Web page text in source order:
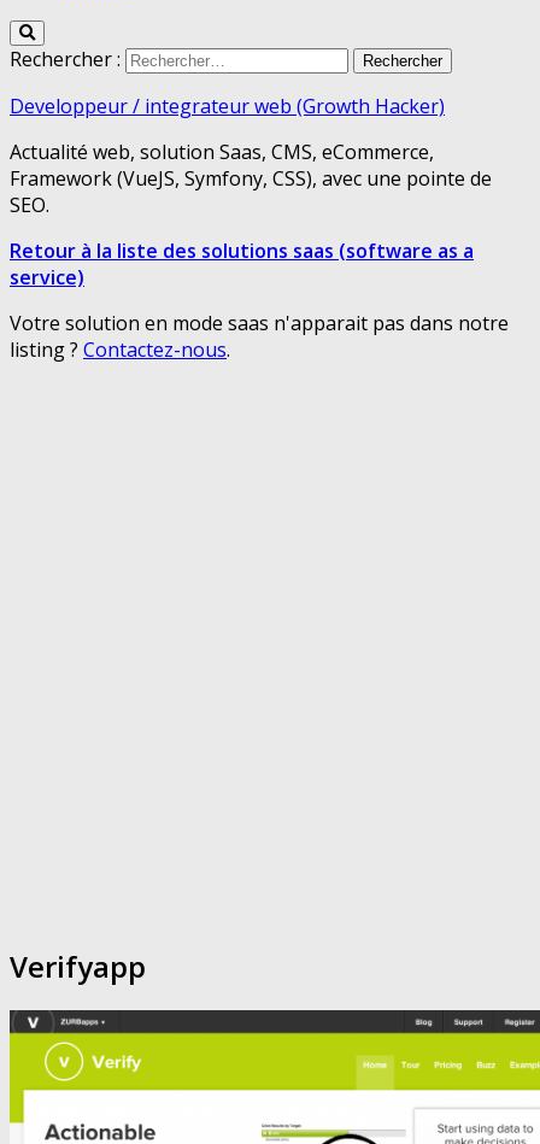
Rechercher :
Developpeur / integrateur web (Growth Hacker)
Actualité web, solution Saas, CMS, eCommerce,
Framework (VueJS, Symfony, CSS), avec une pointe de
SEO.
Retour à la liste des solutions saas (software as a
service)
Votre solution en mode saas n'apparait pas dans notre
listing ? Contactez-nous.
Verifyapp